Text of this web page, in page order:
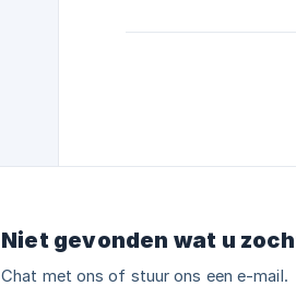
Niet gevonden wat u
Chat met ons of stuur ons een e-mail.